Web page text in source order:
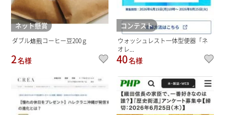
ネット懸賞
ダブル焙煎コーヒー豆200ｇ
2名様
コンテスト
ウォッシュレスト一体型便器「ネ
オレ...
40名様